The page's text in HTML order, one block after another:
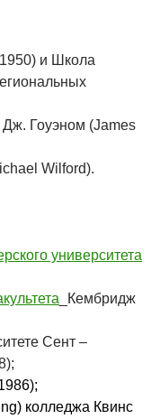
и Школа
Дж. Гоуэном (James
Wilford).
университета
_Кембридж
Сент –
колледжа Квинс